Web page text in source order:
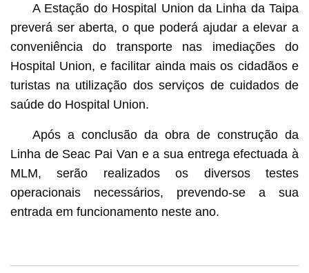
A Estação do Hospital Union da Linha da Taipa
preverá ser aberta, o que poderá ajudar a elevar a
conveniência do transporte nas imediações do
Hospital Union, e facilitar ainda mais os cidadãos e
turistas na utilização dos serviços de cuidados de
saúde do Hospital Union.
Após a conclusão da obra de construção da
Linha de Seac Pai Van e a sua entrega efectuada à
MLM, serão realizados os diversos testes
operacionais necessários, prevendo-se a sua
entrada em funcionamento neste ano.